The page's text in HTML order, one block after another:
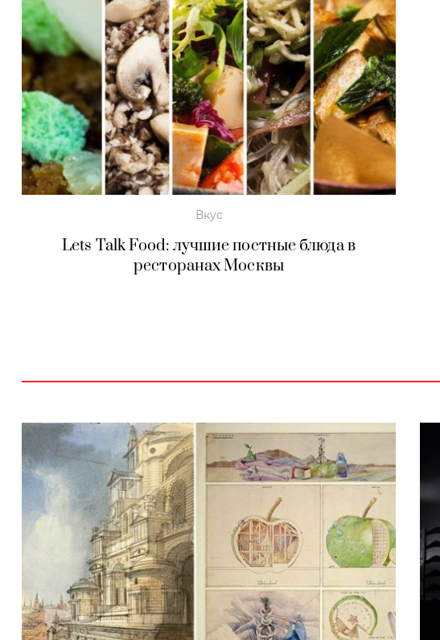
Вкус
Lets Talk Food: лучшие постные блюда в
ресторанах Москвы